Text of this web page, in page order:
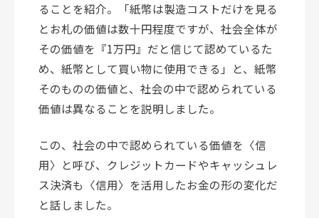
ることを紹介。「紙幣は製造コストだけを見る
とお札の価値は数十円程度ですが、社会全体が
その価値を『1万円』だと信じて認めているた
め、紙幣として買い物に使用できる」と、紙幣
そのものの価値と、社会の中で認められている
価値は異なることを説明しました。
この、社会の中で認められている価値を〈信
用〉と呼び、クレジットカードやキャッシュレ
ス決済も〈信用〉を活用したお金の形の変化だ
と話しました。